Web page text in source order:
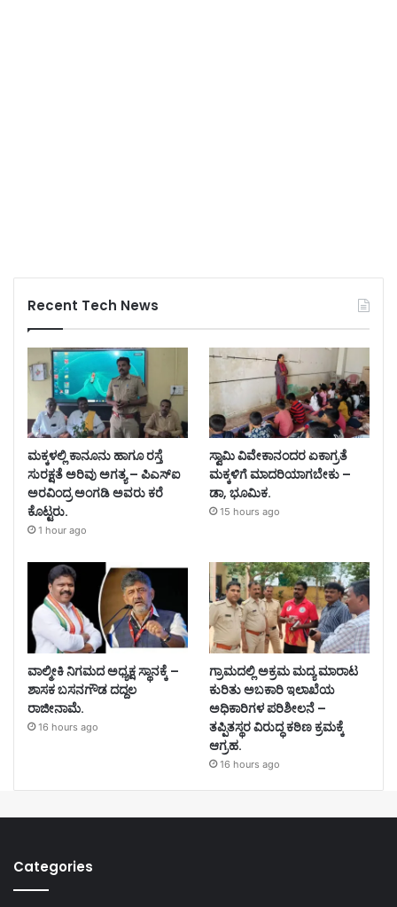
Recent Tech News
ಮಕ್ಕಳಲ್ಲಿ ಕಾನೂನು ಹಾಗೂ ರಸ್ತೆ
ಸುರಕ್ಷತೆ ಅರಿವು ಅಗತ್ಯ – ಪಿಎಸ್‌ಐ
ಅರವಿಂದ್ರ ಅಂಗಡಿ ಅವರು ಕರೆ
ಕೊಟ್ಟರು.
1 hour ago
ಸ್ವಾಮಿ ವಿವೇಕಾನಂದರ ಏಕಾಗ್ರತೆ
ಮಕ್ಕಳಿಗೆ ಮಾದರಿಯಾಗಬೇಕು –
ಡಾ, ಭೂಮಿಕ.
15 hours ago
ವಾಲ್ಮೀಕಿ ನಿಗಮದ ಅಧ್ಯಕ್ಷ ಸ್ಥಾನಕ್ಕೆ –
ಶಾಸಕ ಬಸನಗೌಡ ದದ್ದಲ
ರಾಜೀನಾಮೆ.
16 hours ago
ಗ್ರಾಮದಲ್ಲಿ ಅಕ್ರಮ ಮದ್ಯ ಮಾರಾಟ
ಕುರಿತು ಅಬಕಾರಿ ಇಲಾಖೆಯ
ಅಧಿಕಾರಿಗಳ ಪರಿಶೀಲನೆ –
ತಪ್ಪಿತಸ್ಥರ ವಿರುದ್ಧ ಕಠಿಣ ಕ್ರಮಕ್ಕೆ
ಆಗ್ರಹ.
16 hours ago
Categories